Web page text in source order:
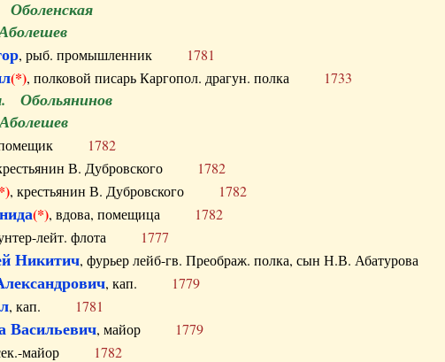
, рыб. промышленник 1781
(*), полковой писарь Каргопол. драгун. полка 1733
Обольянинов
1782
В. Дубровского 1782
, крестьянин В. Дубровского 1782
(*), вдова, помещица 1782
лейт. флота 1777
Никитич, фурьер лейб-гв. Преображ. полка, сын Н.В. Абатурова
, кап. 1779
, кап. 1781
Васильевич, майор 1779
майор 1782